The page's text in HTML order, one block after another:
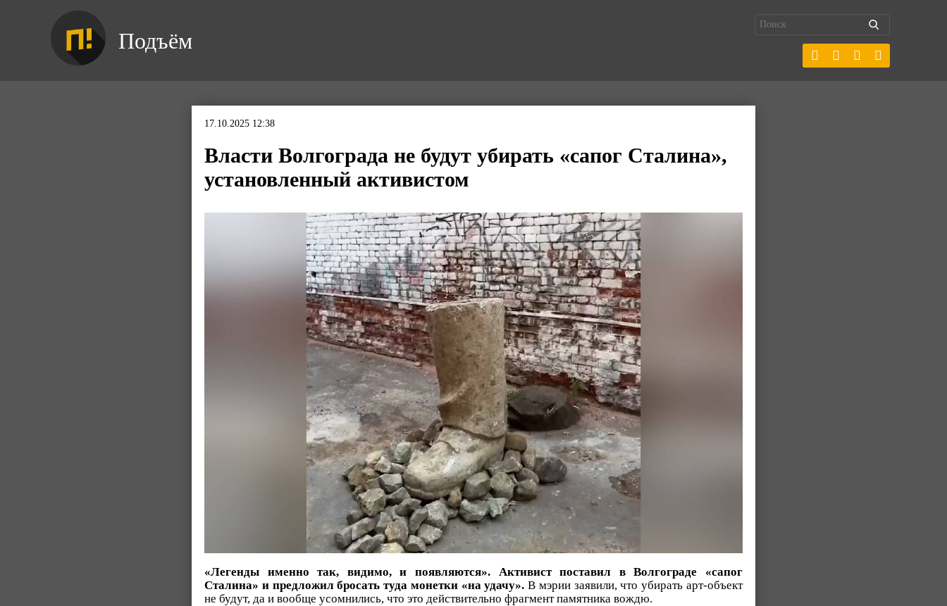
Подъём
17.10.2025 12:38
Власти Волгограда не будут убирать «сапог Сталина»,
установленный активистом
«Легенды именно так, видимо, и появляются». Активист поставил в Волгограде «сапог
Сталина» и предложил бросать туда монетки «на удачу». В мэрии заявили, что убирать арт-объект
не будут, да и вообще усомнились, что это действительно фрагмент памятника вождю.